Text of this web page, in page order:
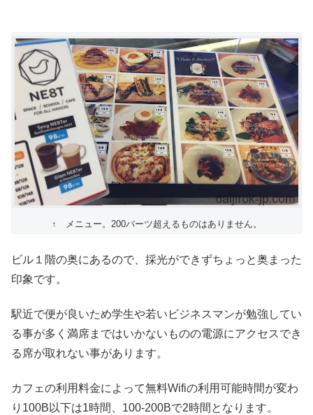
↑ メニュー。200バーツ超えるものはありません。
ビル１階の奥にあるので、採光ができずちょっと奥まった
印象です。
駅近で便が良いため学生や若いビジネスマンが勉強してい
る事が多く満席まではいかないものの電源にアクセスでき
る席が取れない事があります。
カフェの利用料金によって無料Wifiの利用可能時間が変わ
り100B以下は1時間、100-200Bで2時間となります。